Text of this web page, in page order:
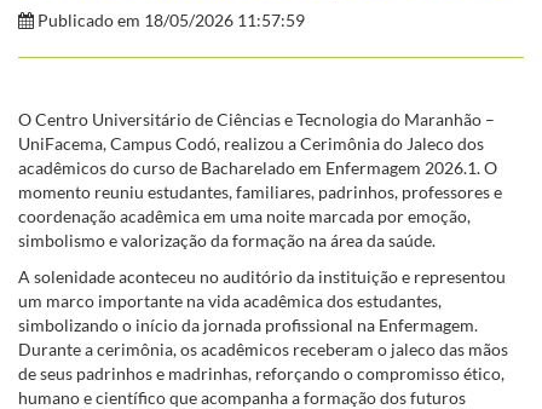
Publicado em 18/05/2026 11:57:59
O Centro Universitário de Ciências e Tecnologia do Maranhão –
UniFacema, Campus Codó, realizou a Cerimônia do Jaleco dos
acadêmicos do curso de Bacharelado em Enfermagem 2026.1. O
momento reuniu estudantes, familiares, padrinhos, professores e
coordenação acadêmica em uma noite marcada por emoção,
simbolismo e valorização da formação na área da saúde.
A solenidade aconteceu no auditório da instituição e representou
um marco importante na vida acadêmica dos estudantes,
simbolizando o início da jornada profissional na Enfermagem.
Durante a cerimônia, os acadêmicos receberam o jaleco das mãos
de seus padrinhos e madrinhas, reforçando o compromisso ético,
humano e científico que acompanha a formação dos futuros